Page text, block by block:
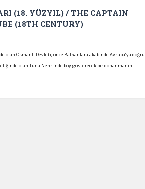
(18. YÜZYIL) / THE CAPTAIN
(18TH CENTURY)
Osmanlı Devleti, önce Balkanlara akabinde Avrupa’ya doğru
olan Tuna Nehri’nde boy gösterecek bir donanmanın